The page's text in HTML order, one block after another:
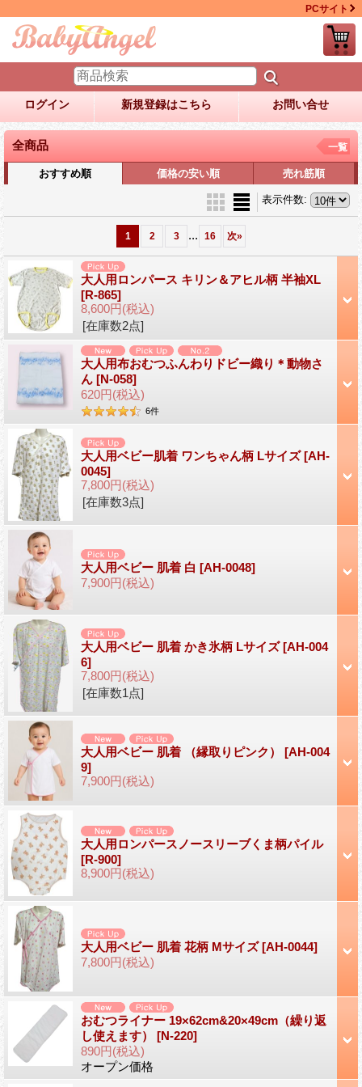
PCサイト
ログイン 新規登録はこちら お問い合せ
全商品 一覧
おすすめ順 価格の安い順 売れ筋順
表示件数:
1 2 3 ... 16 次»
大人用ロンパース キリン＆アヒル柄 半袖XL
[R-865]
8,600円(税込)
[在庫数2点]
大人用布おむつふんわりドビー織り＊動物さ
ん [N-058]
620円(税込)
6件
大人用ベビー肌着 ワンちゃん柄 Lサイズ[AH-
0045]
7,800円(税込)
[在庫数3点]
大人用ベビー 肌着 白 [AH-0048]
7,900円(税込)
大人用ベビー 肌着 かき氷柄 Lサイズ[AH-004
6]
7,800円(税込)
[在庫数1点]
大人用ベビー 肌着 （縁取りピンク） [AH-004
9]
7,900円(税込)
大人用ロンパースノースリーブくま柄パイル
[R-900]
8,900円(税込)
大人用ベビー 肌着 花柄 Mサイズ[AH-0044]
7,800円(税込)
おむつライナー 19×62cm&20×49cm（繰り返
し使えます） [N-220]
890円(税込)
オープン価格